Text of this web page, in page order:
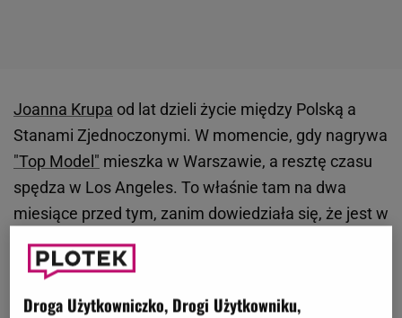
Joanna Krupa od lat dzieli życie między Polską a
Stanami Zjednoczonymi. W momencie, gdy nagrywa
"Top Model" mieszka w Warszawie, a resztę czasu
spędza w Los Angeles. To właśnie tam na dwa
miesiące przed tym, zanim dowiedziała się, że jest w
ciąży, zamieszkała w przepięknym domu. Willa robi
niemałe wrażenie. Sami zobaczcie, jak prezentują
Droga Użytkowniczko, Drogi Użytkowniku,